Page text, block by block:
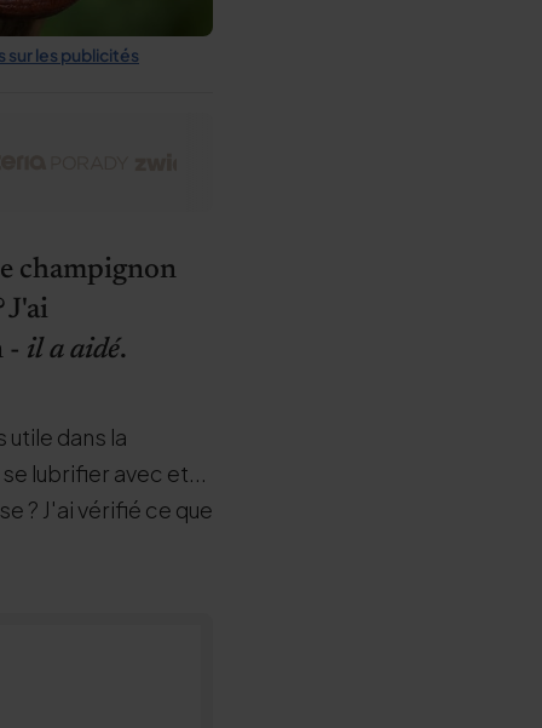
les publicités
champignon
J'ai
- il a aidé.
dans la
lubrifier avec et...
? J'ai vérifié ce que